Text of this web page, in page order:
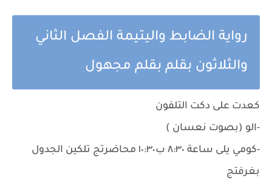
رواية الضابط واليتيمة الفصل الثاني
والثلاثون بقلم بقلم مجهول
كعدت على دكت التلفون
-الو (بصوت نعسان )
-كومي يلى ساعة ٨:٣٠ ب١٠:٣٠ محاضرتج تلكين الجدول
بغرفتج